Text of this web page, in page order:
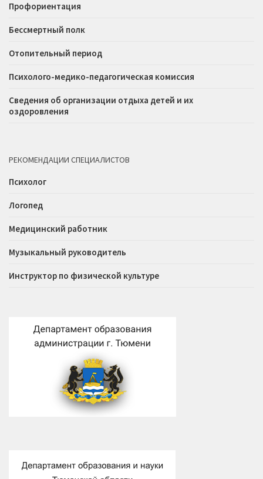
Профориентация
Бессмертный полк
Отопительный период
Психолого-медико-педагогическая комиссия
Сведения об организации отдыха детей и их
оздоровления
РЕКОМЕНДАЦИИ СПЕЦИАЛИСТОВ
Психолог
Логопед
Медицинский работник
Музыкальный руководитель
Инструктор по физической культуре